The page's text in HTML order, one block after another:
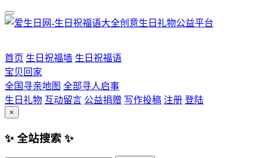
首页 生日祝福墙 生日祝福语
宝贝回家
全国寻亲地图 全部寻人启事
生日礼物 互动留言 公益捐赠 写作投稿 注册 登陆
×
✨ 全站搜索 ✨